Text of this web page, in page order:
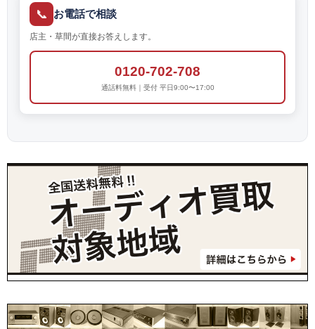
📞 お電話で相談
店主・草間が直接お答えします。
0120-702-708
通話料無料｜受付 平日9:00〜17:00